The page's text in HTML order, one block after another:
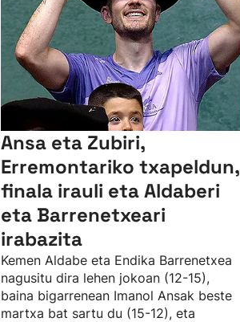
Ansa eta Zubiri,
Erremontariko txapeldun,
finala irauli eta Aldaberi
eta Barrenetxeari
irabazita
Kemen Aldabe eta Endika Barrenetxea
nagusitu dira lehen jokoan (12-15),
baina bigarrenean Imanol Ansak beste
martxa bat sartu du (15-12), eta